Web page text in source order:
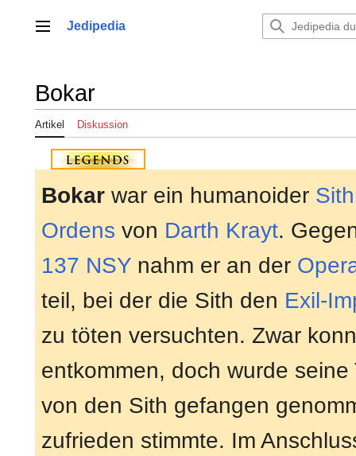
springenHauptmenü
Jedipedia
Bokar
Artikel Diskussion
Bokar war ein humanoider Sith
Ordens von Darth Krayt.
137 NSY nahm er an der
teil, bei der die Sith den Exil-
zu töten versuchten. Zwar
entkommen, doch wurde
von den Sith gefangen
zufrieden stimmte. Im